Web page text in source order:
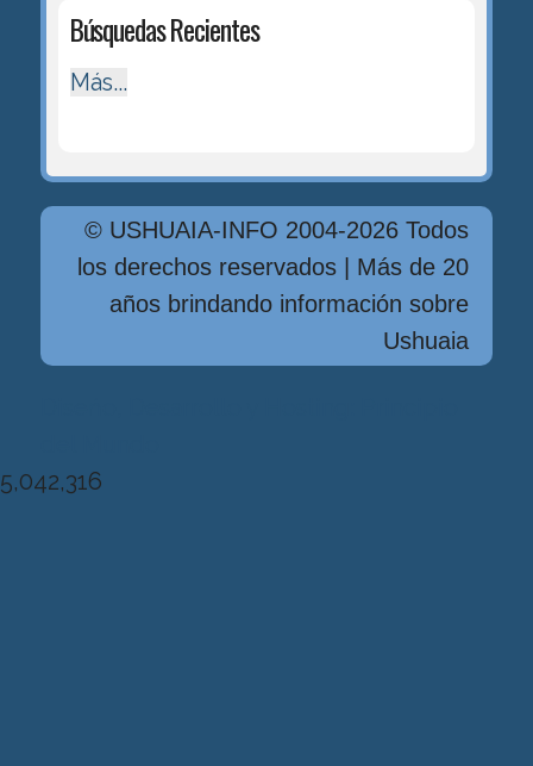
Búsquedas Recientes
Más...
© USHUAIA-INFO 2004-2026 Todos
los derechos reservados | Más de 20
años brindando información sobre
Ushuaia
5,042,316